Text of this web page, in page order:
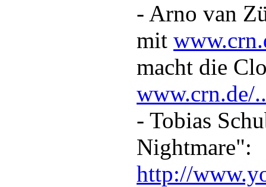
- Arno van
mit
macht die
www.crn.de/
- Tobias
Nightmare":
http://